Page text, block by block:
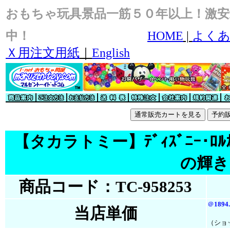
おもちゃ玩具景品一筋５０年以上！激
中！
HOME | よく
Ｘ用注文用紙
English
【タカラトミー】ﾃﾞｨｽﾞﾆｰ･
の輝
商品コード：TC-958253
当店単価
＠
（シ